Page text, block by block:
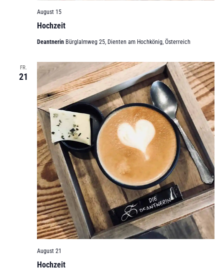
Hochzeit
August 15
Deantnerin Bürglalmweg 25, Dienten am Hochkönig, Österreich
FR.
21
Hochzeit
August 21